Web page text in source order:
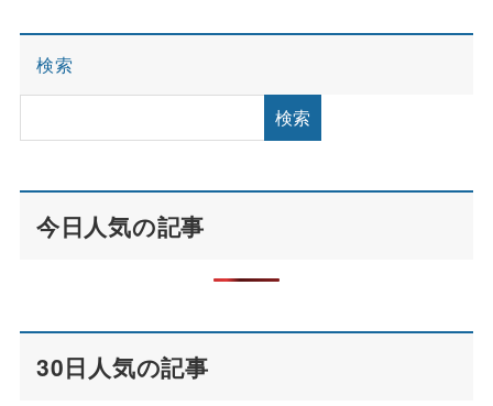
検索
検索
今日人気の記事
30日人気の記事